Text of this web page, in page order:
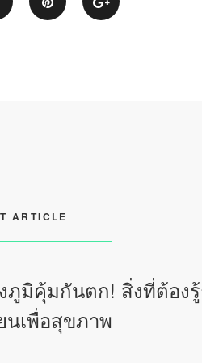
ARTICLE
ภูมิคุ้มกันตก! สิ่งที่ต้อง
นเพื่อสุขภาพ